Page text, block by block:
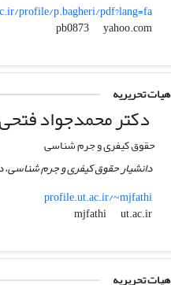
profile/p.bagheri/pdf?lang=fa
pb0873
yahoo.com
هیات تحریریه
دکتر محمدجواد
حقوق کیفری و جرم شناسی
دانشیار حقوق کیفری و جرم شناسی،
profile.ut.ac.ir/~mjfathi
mjfathi
ut.ac.ir
هیات تحریریه